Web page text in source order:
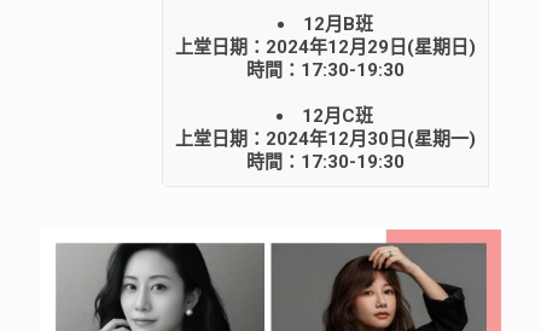
12月B班
上堂日期：2024年12月29日(星期日)
時間：17:30-19:30
12月C班
上堂日期：2024年12月30日(星期一)
時間：17:30-19:30